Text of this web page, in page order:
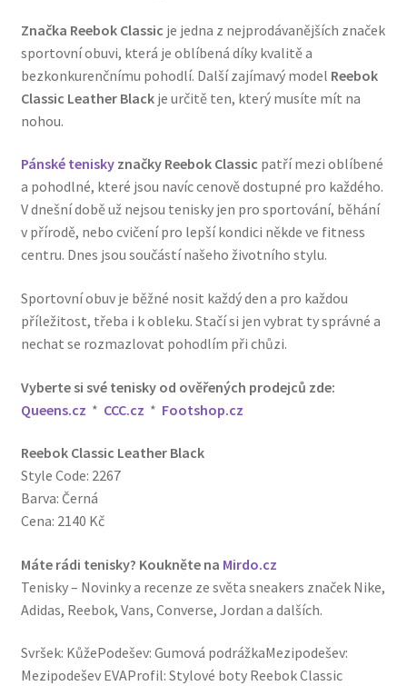
Značka Reebok Classic je jedna z nejprodávanějších značek
sportovní obuvi, která je oblíbená díky kvalitě a
bezkonkurenčnímu pohodlí. Další zajímavý model Reebok
Classic Leather Blackje určitě ten, který musíte mít na
nohou.
Pánské teniskyznačky Reebok Classic patří mezi oblíbené
a pohodlné, které jsou navíc cenově dostupné pro každého.
V dnešní době už nejsou tenisky jen pro sportování, běhání
v přírodě, nebo cvičení pro lepší kondici někde ve fitness
centru. Dnes jsou součástí našeho životního stylu.
Sportovní obuv je běžné nosit každý den a pro každou
příležitost, třeba i k obleku. Stačí si jen vybrat ty správné a
nechat se rozmazlovat pohodlím při chůzi.
Vyberte si své tenisky od ověřených prodejců zde:
Queens.cz * CCC.cz * Footshop.cz
Reebok Classic Leather Black
Style Code: 2267
Barva: Černá
Cena: 2140 Kč
Máte rádi tenisky? Koukněte na Mirdo.cz
Tenisky – Novinky a recenze ze světa sneakers značek Nike,
Adidas, Reebok, Vans, Converse, Jordan a dalších.
Svršek: KůžePodešev: Gumová podrážkaMezipodešev:
Mezipodešev EVAProfil: Stylové boty Reebok Classic